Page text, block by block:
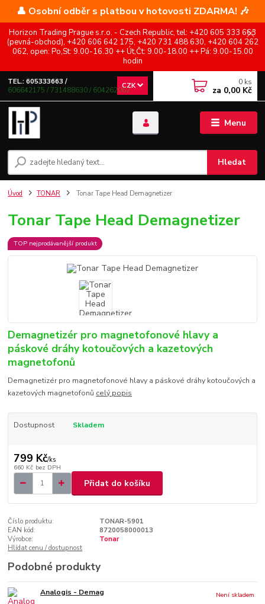
👤 Osobní odběr s platbou v hotovosti ZDARMA! 🎶
Horizon Trading Prague s.r.o. - Czech Republic, tel: +420 605 333 663
(pevná-obchod), +420 606 642 175, +420 731 488 630, +420 604 262
062, open: Po,St: 9.00-16.30 ++ Út,Čt: 9.00-18.00 ++ Pá: 9.00-15.00
hodin
Menu
CZK
Hledat
TEL.: 605333663 /
606642175 / 731488630 / 604262062
0 ks
za 0,00 Kč
Úvod TONAR Tonar Tape Head Demagnetizer
Tonar Tape Head Demagnetizer
TOP nejprodávanější produkt
Demagnetizér pro magnetofonové hlavy a
páskové dráhy kotoučových a kazetových
magnetofonů
Demagnetizér pro magnetofonové hlavy a páskové dráhy kotoučových a
kazetových magnetofonů celý popis
Dostupnost Skladem
799 Kč/ks
660 Kč bez DPH
Přidat do košíku
Číslo produktu:
TONAR-5901
EAN kód:
8720058000013
Výrobce:
Tonar
Hlídat cenu / dostupnost
Podobné produkty
Analogis - Demag
Není skladem